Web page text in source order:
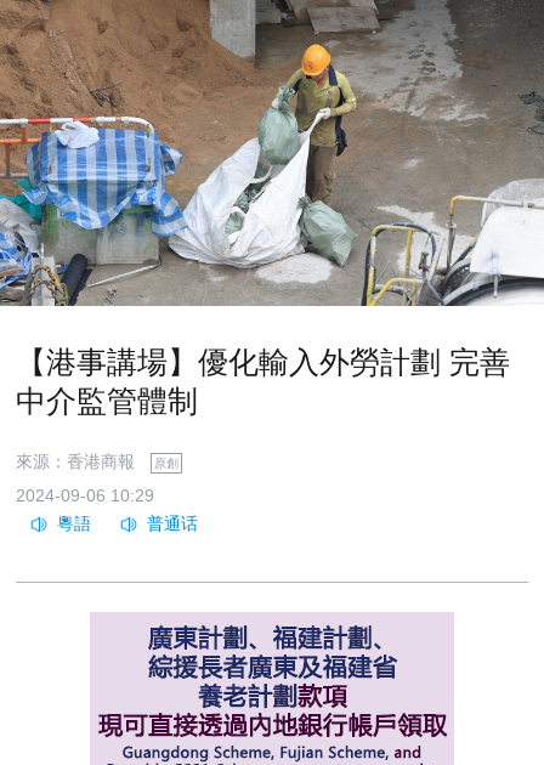
【港事講場】優化輸入外勞計劃 完善
中介監管體制
來源：香港商報 原創
2024-09-06 10:29